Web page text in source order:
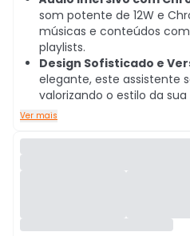
som potente de 12W e
músicas e conteúdos
playlists.
Design Sofisticado e
elegante, este assistente
valorizando o estilo da
Ver mais